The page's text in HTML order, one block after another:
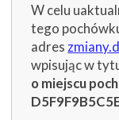
W celu
tego
adres
wpisując w
o miejscu